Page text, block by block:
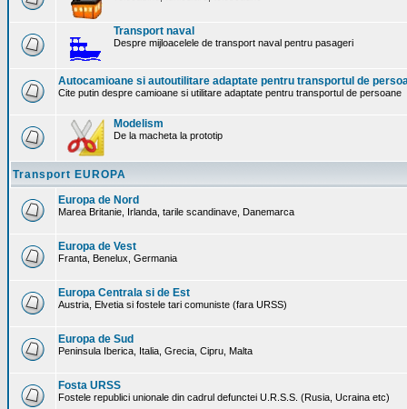
Transport naval
Despre mijloacelele de transport naval pentru pasageri
Autocamioane si autoutilitare adaptate pentru transportul de
Cite putin despre camioane si utilitare adaptate pentru transportul de persoane
Modelism
De la macheta la prototip
Transport EUROPA
Europa de Nord
Marea Britanie, Irlanda, tarile scandinave, Danemarca
Europa de Vest
Franta, Benelux, Germania
Europa Centrala si de Est
Austria, Elvetia si fostele tari comuniste (fara URSS)
Europa de Sud
Peninsula Iberica, Italia, Grecia, Cipru, Malta
Fosta URSS
Fostele republici unionale din cadrul defunctei U.R.S.S. (Rusia, Ucraina etc)